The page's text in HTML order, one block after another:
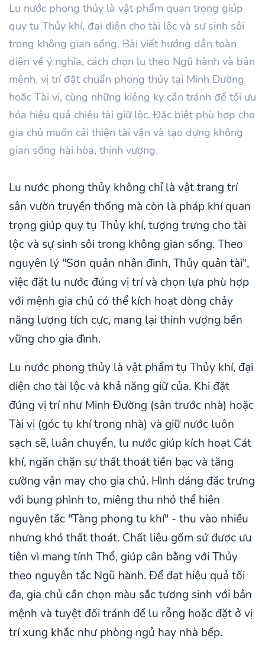
Lu nước phong thủy là vật phẩm quan trọng giúp
quy tụ Thủy khí, đại diện cho tài lộc và sự sinh sôi
trong không gian sống. Bài viết hướng dẫn toàn
diện về ý nghĩa, cách chọn lu theo Ngũ hành và bản
mệnh, vị trí đặt chuẩn phong thủy tại Minh Đường
hoặc Tài vị, cùng những kiêng kỵ cần tránh để tối ưu
hóa hiệu quả chiêu tài giữ lộc. Đặc biệt phù hợp cho
gia chủ muốn cải thiện tài vận và tạo dựng không
gian sống hài hòa, thịnh vượng.
Lu nước phong thủy không chỉ là vật trang trí
sân vườn truyền thống mà còn là pháp khí quan
trọng giúp quy tụ Thủy khí, tượng trưng cho tài
lộc và sự sinh sôi trong không gian sống. Theo
nguyên lý "Sơn quản nhân đinh, Thủy quản tài",
việc đặt lu nước đúng vị trí và chọn lựa phù hợp
với mệnh gia chủ có thể kích hoạt dòng chảy
năng lượng tích cực, mang lại thịnh vượng bền
vững cho gia đình.
Lu nước phong thủy là vật phẩm tụ Thủy khí, đại
diện cho tài lộc và khả năng giữ của. Khi đặt
đúng vị trí như Minh Đường (sân trước nhà) hoặc
Tài vị (góc tụ khí trong nhà) và giữ nước luôn
sạch sẽ, luân chuyển, lu nước giúp kích hoạt Cát
khí, ngăn chặn sự thất thoát tiền bạc và tăng
cường vận may cho gia chủ. Hình dáng đặc trưng
với bụng phình to, miệng thu nhỏ thể hiện
nguyên tắc "Tàng phong tụ khí" - thu vào nhiều
nhưng khó thất thoát. Chất liệu gốm sứ được ưu
tiên vì mang tính Thổ, giúp cân bằng với Thủy
theo nguyên tắc Ngũ hành. Để đạt hiệu quả tối
đa, gia chủ cần chọn màu sắc tương sinh với bản
mệnh và tuyệt đối tránh để lu rỗng hoặc đặt ở vị
trí xung khắc như phòng ngủ hay nhà bếp.